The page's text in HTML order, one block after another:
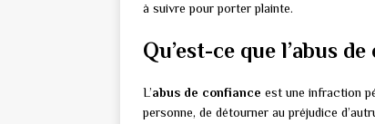
à suivre pour porter plainte.
Qu’est-ce que l’abus
L’abus de confiance est une infraction
personne, de détourner au préjudice